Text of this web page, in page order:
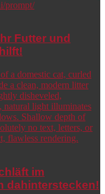
Futter und
im
dahinterstecken!